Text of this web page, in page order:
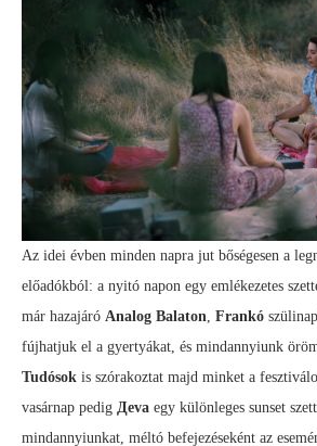
Az idei évben minden napra jut bőségesen a
előadókból: a nyitó napon egy emlékezetes
már hazajáró Analog Balaton, Frankó
fújhatjuk el a gyertyákat, és mindannyiunk
Tudósok is szórakoztat majd minket a
vasárnap pedig Дeva egy különleges sunset
mindannyiunkat, méltó befejezéseként az